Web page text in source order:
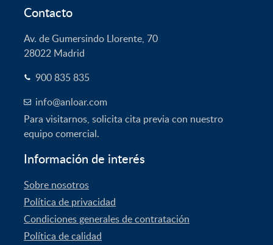
Contacto
Av. de Gumersindo Llorente, 70
28022 Madrid
900 835 835
info@anloar.com
Para visitarnos, solicita cita previa con nuestro
equipo comercial.
Información de interés
Sobre nosotros
Política de privacidad
Condiciones generales de contratación
Política de calidad